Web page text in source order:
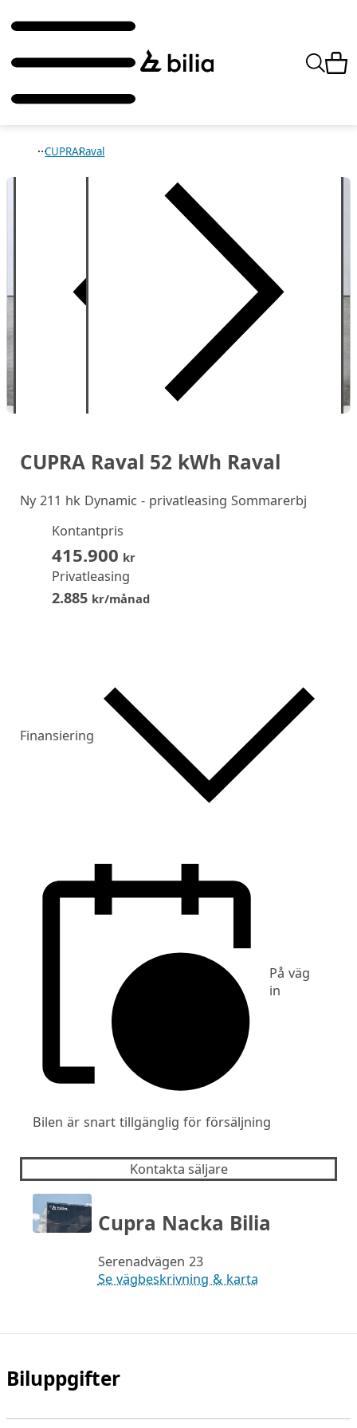
CUPRARaval
CUPRA Raval 52 kWh Raval
Ny211 hk Dynamic - privatleasing Sommarerbj
Kontantpris
415.900 kr
Privatleasing
2.885kr/månad
Finansiering
På väg
in
Bilen är snart tillgänglig för försäljning
Kontakta säljare
Cupra Nacka Bilia
Serenadvägen 23
Se vägbeskrivning & karta
Biluppgifter